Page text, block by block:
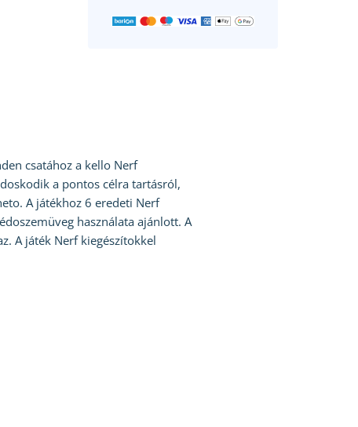
csatához a kello Nerf
a pontos célra tartásról,
A játékhoz 6 eredeti Nerf
használata ajánlott. A
A játék Nerf kiegészítokkel